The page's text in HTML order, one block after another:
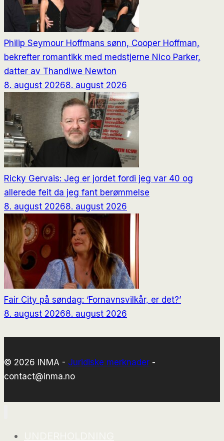
Philip Seymour Hoffmans sønn, Cooper Hoffman,
bekrefter romantikk med medstjerne Nico Parker,
datter av Thandiwe Newton
8. august 20268. august 2026
Ricky Gervais: Jeg er jordet fordi jeg var 40 og
allerede feit da jeg fant berømmelse
8. august 20268. august 2026
Fair City på søndag: ‘Fornavnsvilkår, er det?’
8. august 20268. august 2026
© 2026 INMA - Juridiske merknader -
contact@inma.no